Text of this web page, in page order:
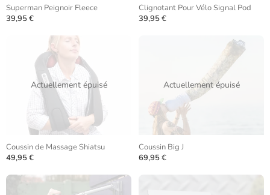
Superman Peignoir Fleece
39,95 €
Clignotant Pour Vélo Signal Pod
39,95 €
Actuellement épuisé
Coussin de Massage Shiatsu
49,95 €
Actuellement épuisé
Coussin Big J
69,95 €